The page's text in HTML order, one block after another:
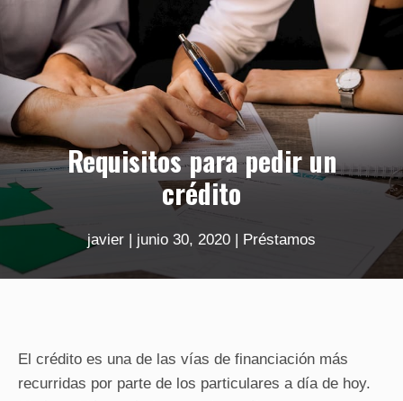
Requisitos para pedir un
crédito
javier | junio 30, 2020 | Préstamos
El crédito es una de las vías de financiación más
recurridas por parte de los particulares a día de hoy.